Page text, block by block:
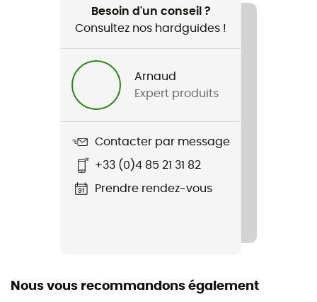
Vélo / Gravel / Vélo de route
Homme / Femme
Nom du produit
Perfetto Max Glove
Besoin d'un conseil ?
Consultez nos hardguides !
Arnaud
Expert produits
Contacter par message
+33 (0)4 85 21 31 82
Prendre rendez-vous
Nous vous recommandons également